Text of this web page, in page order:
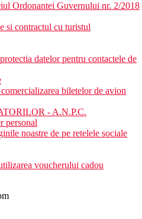
italiene, srilankase)
stop
Ordonantei Guvernului nr. 2/2018
si contractul cu turistul
datelor pentru contactele de
biletelor de avion
- A.N.P.C.
personal
noastre de pe retelele sociale
voucherului cadou